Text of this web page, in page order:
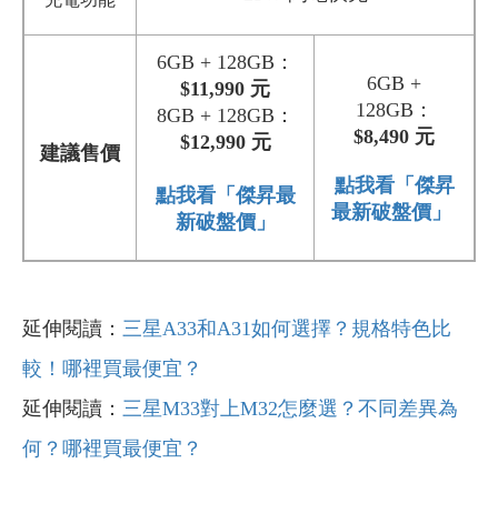
建議售價
6GB + 128GB：
$11,990 元
8GB + 128GB：
$12,990 元
點我看「傑昇最
新破盤價」
6GB +
128GB：
$8,490 元
點我看「傑昇
最新破盤價」
延伸閱讀： 三星A33和A31如何選擇？規格特色比
較！哪裡買最便宜？
延伸閱讀： 三星M33對上M32怎麼選？不同差異為
何？哪裡買最便宜？